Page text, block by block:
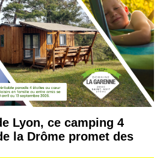
Lyon, ce camping 4
la Drôme promet des